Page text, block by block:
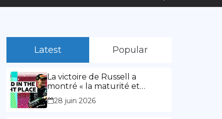
Latest Popular
La victoire de Russell a
montré « la maturité et
l’expérience » Vidéo,
00:02:03La victoire de Russell
28 juin 2026